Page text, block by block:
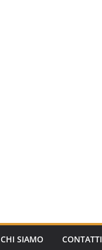
CHI SIAMO CONTATTI